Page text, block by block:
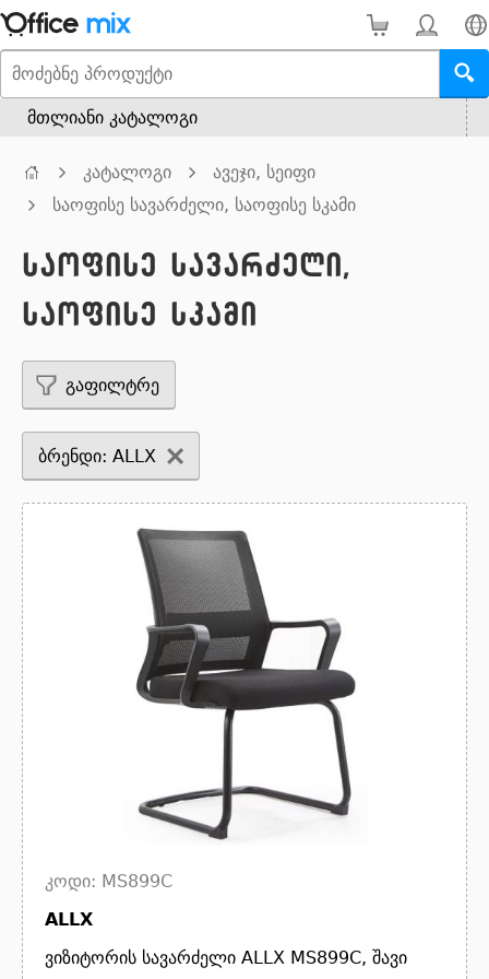
მთლიანი კატალოგი
კატალოგი
ავეჯი, სეიფი
საოფისე სავარძელი, საოფისე სკამი
საოფისე სავარძელი,
საოფისე სკამი
გაფილტრე
ბრენდი: ALLX
კოდი: MS899C
ALLX
ვიზიტორის სავარძელი ALLX MS899C, შავი